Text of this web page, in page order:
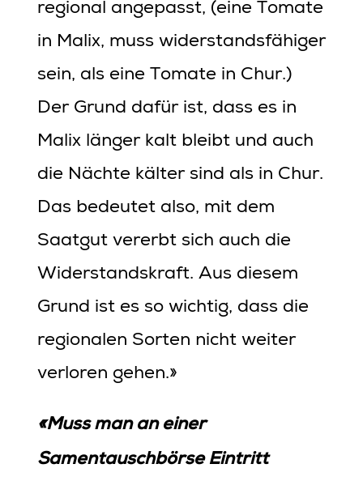
regional angepasst, (eine Tomate
in Malix, muss widerstandsfähiger
sein, als eine Tomate in Chur.)
Der Grund dafür ist, dass es in
Malix länger kalt bleibt und auch
die Nächte kälter sind als in Chur.
Das bedeutet also, mit dem
Saatgut vererbt sich auch die
Widerstandskraft. Aus diesem
Grund ist es so wichtig, dass die
regionalen Sorten nicht weiter
verloren gehen.»
«Muss man an einer
Samentauschbörse Eintritt